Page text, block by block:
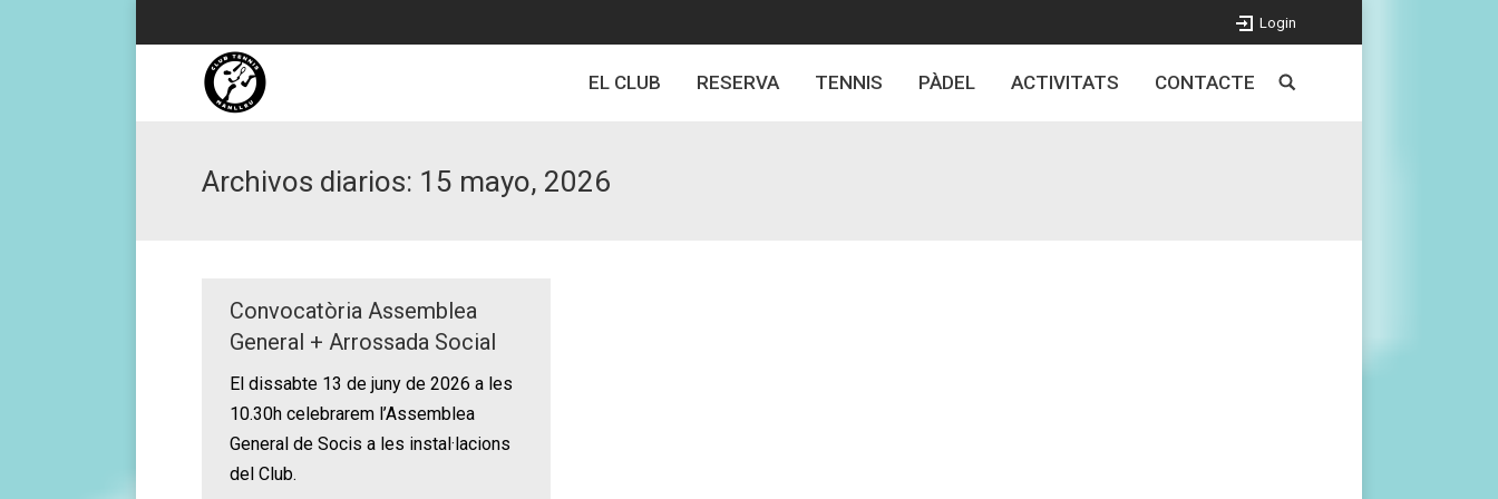
Login
EL CLUB RESERVA TENNIS PÀDEL ACTIVITATS CONTACTE
Archivos diarios: 15 mayo, 2026
Convocatòria Assemblea
General + Arrossada Social
El dissabte 13 de juny de 2026 a les
10.30h celebrarem l’Assemblea
General de Socis a les instal·lacions
del Club.